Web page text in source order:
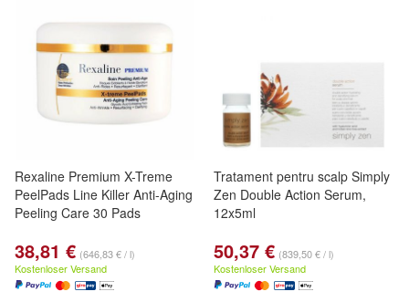
Rexaline Premium X-Treme
PeelPads Line Killer Anti-Aging
Peeling Care 30 Pads
38,81 € (646,83 € / l)
Kostenloser Versand
Tratament pentru scalp Simply
Zen Double Action Serum,
12x5ml
50,37 € (839,50 € / l)
Kostenloser Versand